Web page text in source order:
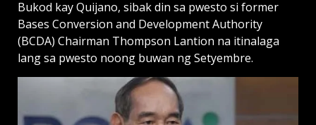
Bukod kay Quijano, sibak din sa pwesto si former
Bases Conversion and Development Authority
(BCDA) Chairman Thompson Lantion na itinalaga
lang sa pwesto noong buwan ng Setyembre.